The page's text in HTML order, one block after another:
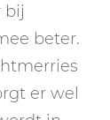
bij
beter.
er wel